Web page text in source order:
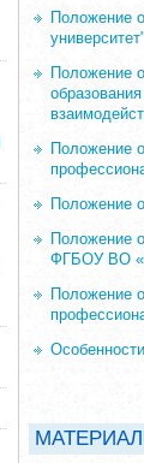
Положение
университет"
Положение
Положение
Положение
Положение
ФГБОУ ВО
Положение